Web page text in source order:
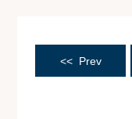
<< Prev